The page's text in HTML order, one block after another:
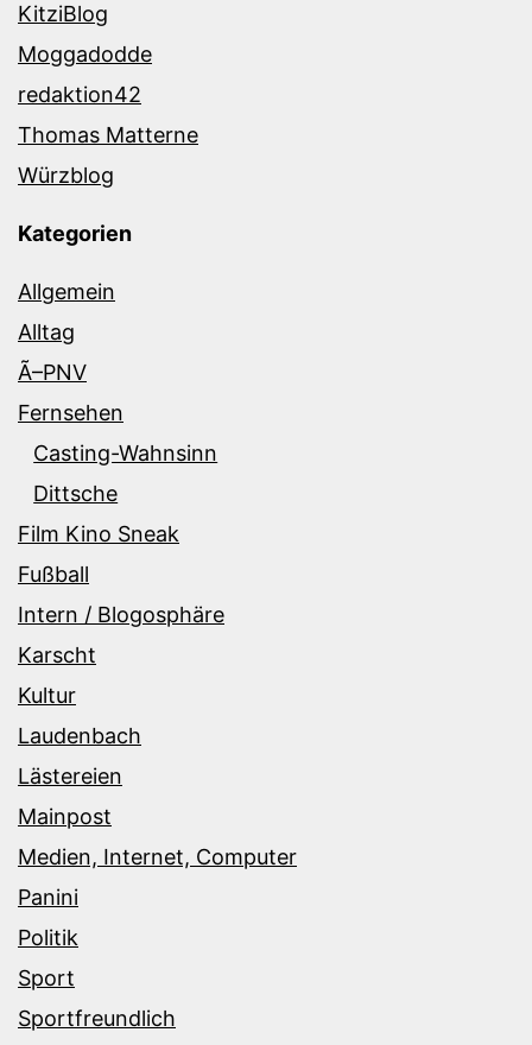
KitziBlog
Moggadodde
redaktion42
Thomas Matterne
Würzblog
Kategorien
Allgemein
Alltag
Ã–PNV
Fernsehen
Casting-Wahnsinn
Dittsche
Film Kino Sneak
Fußball
Intern / Blogosphäre
Karscht
Kultur
Laudenbach
Lästereien
Mainpost
Medien, Internet, Computer
Panini
Politik
Sport
Sportfreundlich